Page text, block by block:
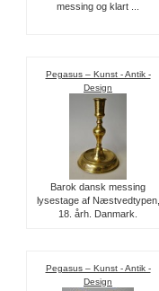
messing og klart ...
Pegasus – Kunst - Antik -
Design
Barok dansk messing
lysestage af Næstvedtypen,
18. årh. Danmark.
Pegasus – Kunst - Antik -
Design